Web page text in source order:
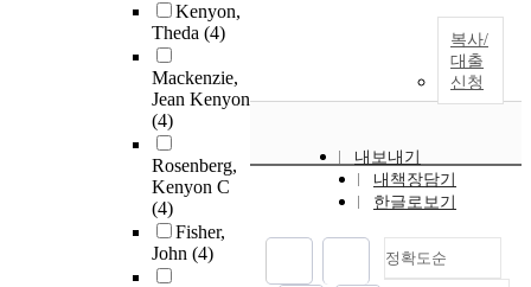
Kenyon,
Theda (4)
Mackenzie,
Jean Kenyon
(4)
Rosenberg,
Kenyon C
(4)
Fisher,
John (4)
복사/
대출
신청
내보내기
내책장담기
한글로보기
정확도순